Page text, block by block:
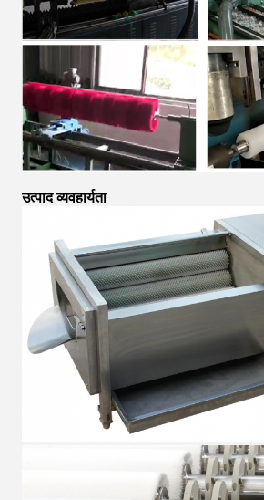
उत्पाद व्यवहार्यता